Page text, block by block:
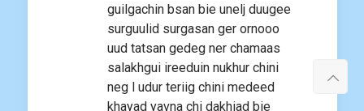
guilgachin bsan bie unelj duugee
surguulid surgasan ger ornooo
uud tatsan gedeg ner chamaas
salakhgui ireeduin nukhur chini
neg l udur teriig chini medeed
khayad yavna chi dakhiad bie